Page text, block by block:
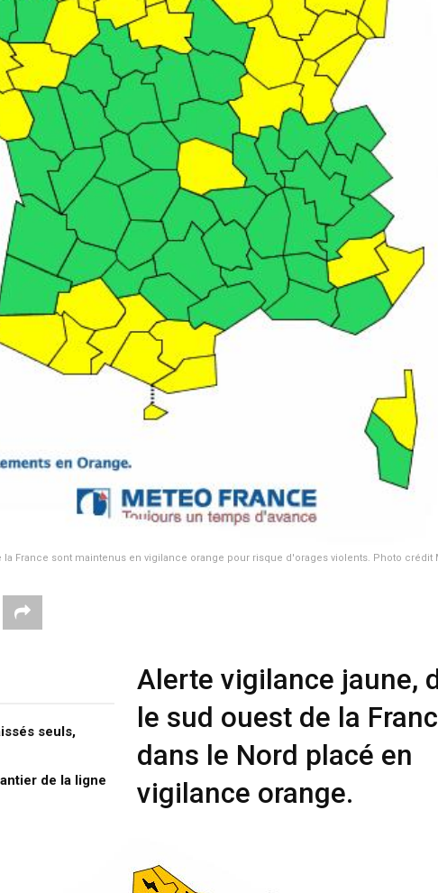
la France sont maintenus en vigilance orange pour risque d'orages violents. Photo crédit
seuls,
de la ligne
Alerte vigilance jaune,
le sud ouest de la
dans le Nord placé en
vigilance orange.